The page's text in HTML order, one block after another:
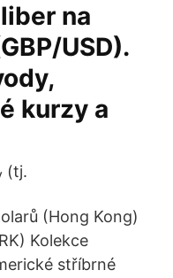
na
USD).
kurzy a
(tj.
(Hong Kong)
Kolekce
stříbrné